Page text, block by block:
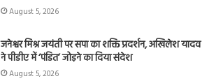
August 5, 2026
जनेश्वर मिश्र जयंती पर सपा का शक्ति प्रदर्शन, अखिलेश यादव
ने पीडीए में ‘पंडित’ जोड़ने का दिया संदेश
August 5, 2026